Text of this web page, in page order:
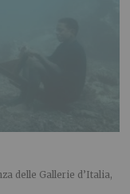
delle Gallerie d’Italia,